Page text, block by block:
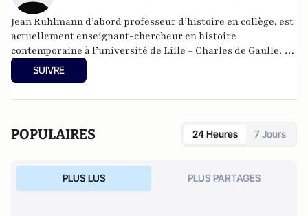
Jean Ruhlmann d’abord professeur d’histoire en collège, est
actuellement enseignant-chercheur en histoire
contemporaine à l’université de Lille – Charles de Gaulle. Le
théâtre est une passion qui remonte à sa découverte du
Festival d’Avignon ; il s’intéresse également aux séries
SUIVRE
POPULAIRES 24 Heures 7 Jours
PLUS LUS PLUS PARTAGES